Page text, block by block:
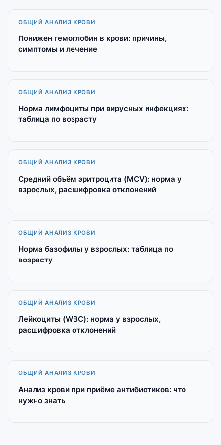
ОБЩИЙ АНАЛИЗ КРОВИ
Понижен гемоглобин в крови: причины,
симптомы и лечение
ОБЩИЙ АНАЛИЗ КРОВИ
Норма лимфоциты при вирусных инфекциях:
таблица по возрасту
ОБЩИЙ АНАЛИЗ КРОВИ
Средний объём эритроцита (MCV): норма у
взрослых, расшифровка отклонений
ОБЩИЙ АНАЛИЗ КРОВИ
Норма базофилы у взрослых: таблица по
возрасту
ОБЩИЙ АНАЛИЗ КРОВИ
Лейкоциты (WBC): норма у взрослых,
расшифровка отклонений
ОБЩИЙ АНАЛИЗ КРОВИ
Анализ крови при приёме антибиотиков: что
нужно знать